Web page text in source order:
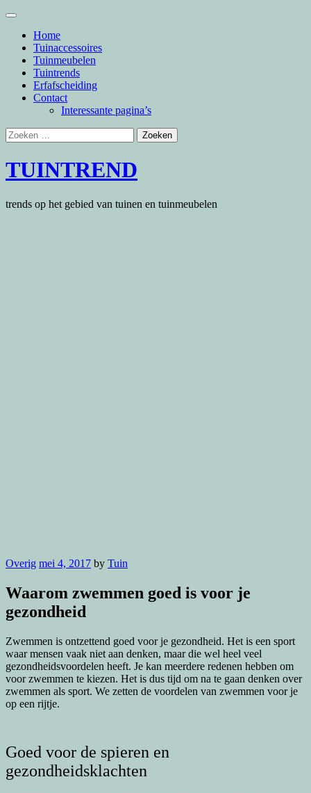
Skip
contentHome
Tuinaccessoires
Tuinmeubelen
Tuintrends
Erfafscheiding
Contact
Interessante pagina’s
Zoeken
naar:
TUINTREND
trends op het gebied van tuinen en tuinmeubelen
Overig mei 4, 2017 by Tuin
Waarom zwemmen goed is voor je
gezondheid
Zwemmen is ontzettend goed voor je gezondheid. Het is een sport
waar mensen vaak niet aan denken, maar die wel heel veel
gezondheidsvoordelen heeft. Je kan meerdere redenen hebben om
voor zwemmen te kiezen. Het is dus tijd om na te gaan denken over
zwemmen als sport. We zetten de voordelen van zwemmen voor je
op een rijtje.
Goed voor de spieren en
gezondheidsklachten